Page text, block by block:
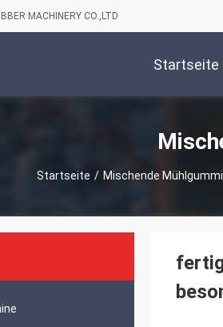
MACHINERY CO.,LTD
Startseite
Startseite / Mischende